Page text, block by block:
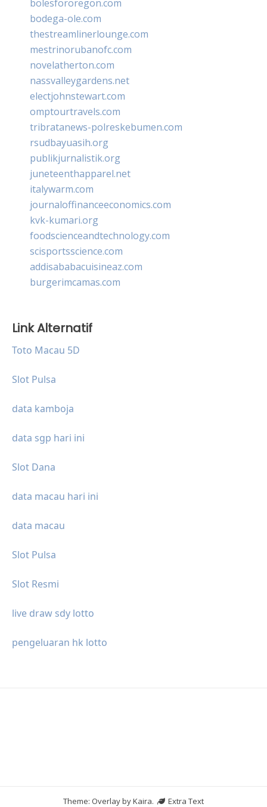
bolesfororegon.com
bodega-ole.com
thestreamlinerlounge.com
mestrinorubanofc.com
novelatherton.com
nassvalleygardens.net
electjohnstewart.com
omptourtravels.com
tribratanews-polreskebumen.com
rsudbayuasih.org
publikjurnalistik.org
juneteenthapparel.net
italywarm.com
journaloffinanceeconomics.com
kvk-kumari.org
foodscienceandtechnology.com
scisportsscience.com
addisababacuisineaz.com
burgerimcamas.com
Link Alternatif
Toto Macau 5D
Slot Pulsa
data kamboja
data sgp hari ini
Slot Dana
data macau hari ini
data macau
Slot Pulsa
Slot Resmi
live draw sdy lotto
pengeluaran hk lotto
Theme: Overlay byKaira.
Extra Text